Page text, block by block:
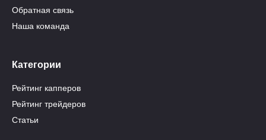
Обратная связь
Наша команда
Категории
Рейтинг капперов
Рейтинг трейдеров
Статьи